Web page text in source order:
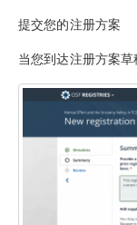
提交您的注册方案
当您到达注册方案草